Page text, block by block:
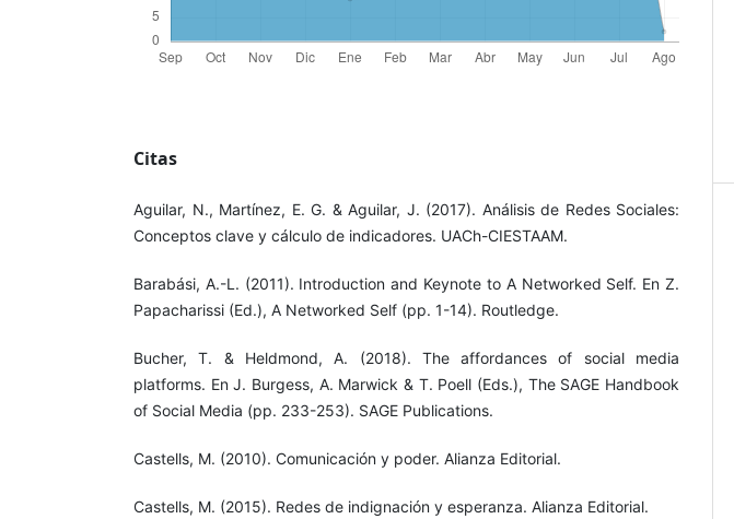
Citas
Aguilar, N., Martínez, E. G. & Aguilar, J. (2017). Análisis de Redes Sociales:
Conceptos clave y cálculo de indicadores. UACh-CIESTAAM.
Barabási, A.-L. (2011). Introduction and Keynote to A Networked Self. En Z.
Papacharissi (Ed.), A Networked Self (pp. 1-14). Routledge.
Bucher, T. & Heldmond, A. (2018). The affordances of social media
platforms. En J. Burgess, A. Marwick & T. Poell (Eds.), The SAGE Handbook
of Social Media (pp. 233-253). SAGE Publications.
Castells, M. (2010). Comunicación y poder. Alianza Editorial.
Castells, M. (2015). Redes de indignación y esperanza. Alianza Editorial.